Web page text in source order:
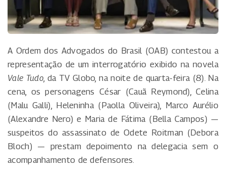
A Ordem dos Advogados do Brasil (OAB) contestou a
representação de um interrogatório exibido na novela
Vale Tudo, da TV Globo, na noite de quarta-feira (8). Na
cena, os personagens César (Cauã Reymond), Celina
(Malu Galli), Heleninha (Paolla Oliveira), Marco Aurélio
(Alexandre Nero) e Maria de Fátima (Bella Campos) —
suspeitos do assassinato de Odete Roitman (Debora
Bloch) — prestam depoimento na delegacia sem o
acompanhamento de defensores.